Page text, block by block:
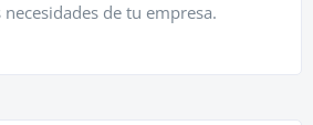
de tu empresa.